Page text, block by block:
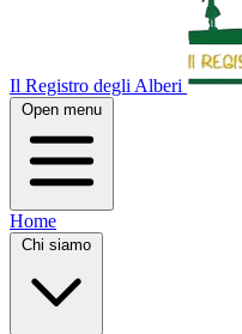
Il Registro degli Alberi
Open menu
Home
Chi siamo